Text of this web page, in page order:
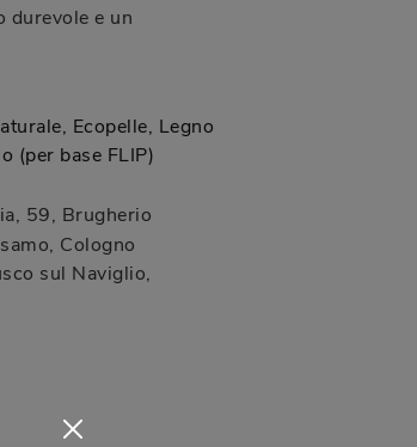
durevole e un
Ecopelle, Legno
(per base FLIP)
59, Brugherio
Cologno
sul Naviglio,